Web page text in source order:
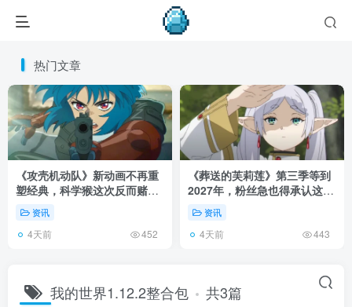
热门文章
《攻壳机动队》新动画不再重
塑经典，科学猴这次反而赌对
了！资讯
4天前 452
《葬送的芙莉莲》第三季等到
2027年，粉丝急也得承认这次
慢得有道理！
资讯
4天前 443
我的世界1.12.2整合包 共3篇